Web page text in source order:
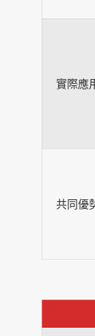
實際應
共同優